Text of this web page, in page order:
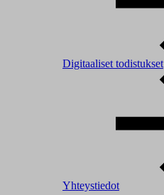
Digitaaliset todistukset
Yhteystiedot